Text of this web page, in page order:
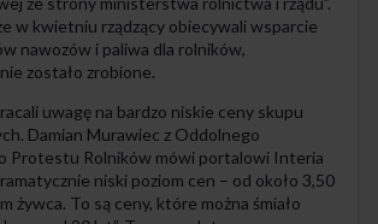
w kwietniu rządzący obiecywali wsparcie
nawozów i paliwa dla rolników,
zostało zrobione.
uwagę na bardzo niskie ceny skupu
Damian Murawiec z Oddolnego
Protestu Rolników mówi portalowi Interia
niski poziom cen – od około 3,50
żywca. To są ceny, które można śmiało